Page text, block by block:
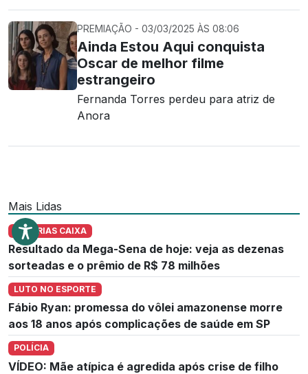
PREMIAÇÃO - 03/03/2025 ÀS 08:06
Ainda Estou Aqui conquista
Oscar de melhor filme
estrangeiro
Fernanda Torres perdeu para atriz de
Anora
Mais Lidas
LOTERIAS CAIXA
Resultado da Mega-Sena de hoje: veja as dezenas
sorteadas e o prêmio de R$ 78 milhões
LUTO NO ESPORTE
Fábio Ryan: promessa do vôlei amazonense morre
aos 18 anos após complicações de saúde em SP
POLÍCIA
VÍDEO: Mãe atípica é agredida após crise de filho